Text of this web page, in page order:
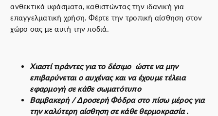
ανθεκτικά υφάσματα, καθιστώντας την ιδανική για
επαγγελματική χρήση. Φέρτε την τροπική αίσθηση στον
χώρο σας με αυτή την ποδιά.
Χιαστί τιράντες για το δέσιμο ώστε να μην
επιβαρύνεται ο αυχένας και να έχουμε τέλεια
εφαρμογή σε κάθε σωματότυπο
Βαμβακερή / Δροσερή Φόδρα στο πίσω μέρος για
την καλύτερη αίσθηση σε κάθε θερμοκρασία .